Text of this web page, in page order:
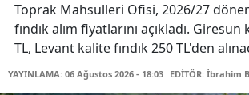
Toprak Mahsulleri Ofisi, 2026/27
fındık alım fiyatlarını açıkladı. Giresun
TL, Levant kalite fındık 250 TL'den
YAYINLAMA: 06 Ağustos 2026 - 18:03 EDİTÖR: İbrahim